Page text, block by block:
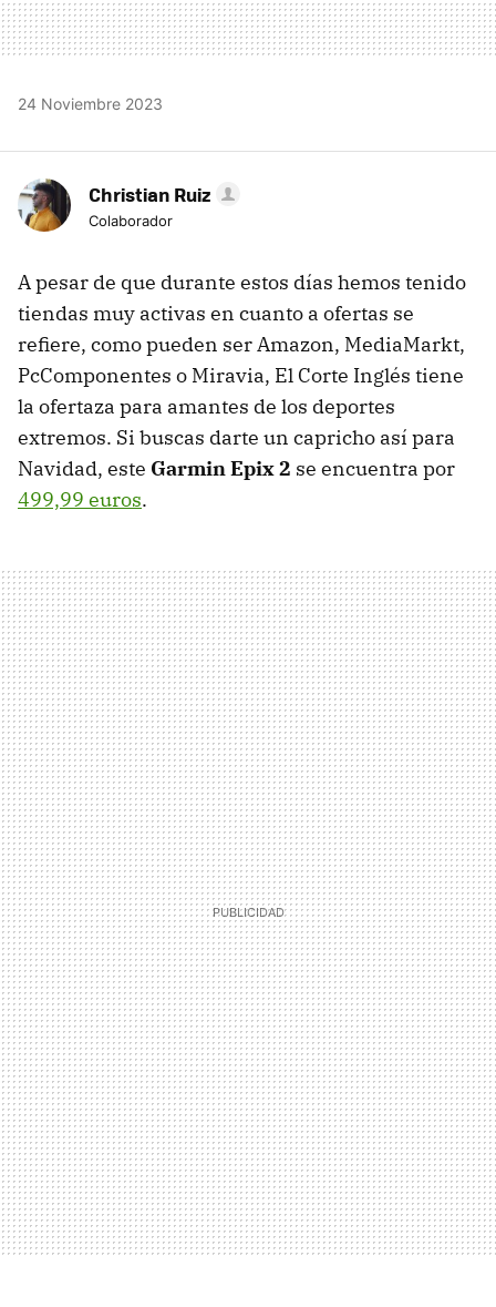
24 Noviembre 2023
Christian Ruiz
Colaborador
A pesar de que durante estos días hemos tenido
tiendas muy activas en cuanto a ofertas se
refiere, como pueden ser Amazon, MediaMarkt,
PcComponentes o Miravia, El Corte Inglés tiene
la ofertaza para amantes de los deportes
extremos. Si buscas darte un capricho así para
Navidad, este Garmin Epix 2 se encuentra por
499,99 euros.